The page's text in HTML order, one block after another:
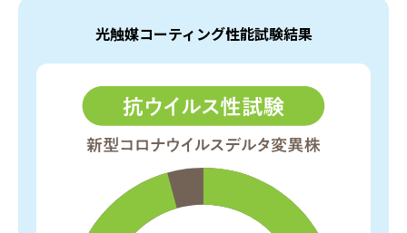
光触媒コーティング性能試験結果